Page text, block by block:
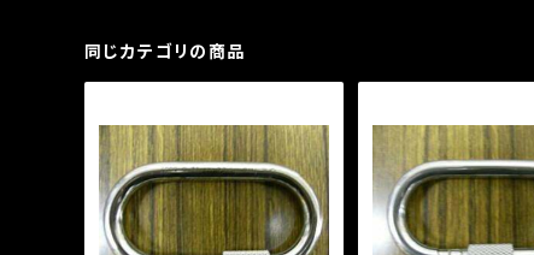
同じカテゴリの商品